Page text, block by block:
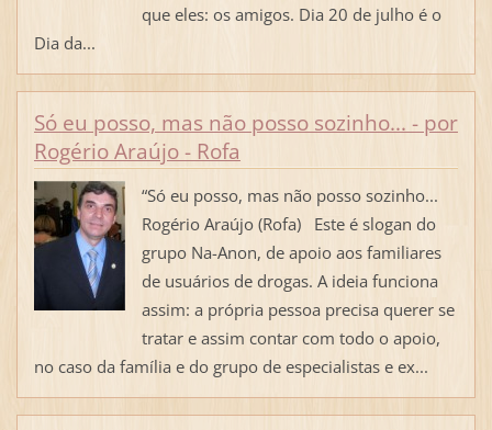
que eles: os amigos. Dia 20 de julho é o
Dia da...
Só eu posso, mas não posso sozinho... - por
Rogério Araújo - Rofa
“Só eu posso, mas não posso sozinho...
Rogério Araújo (Rofa) Este é slogan do
grupo Na-Anon, de apoio aos familiares
de usuários de drogas. A ideia funciona
assim: a própria pessoa precisa querer se
tratar e assim contar com todo o apoio,
no caso da família e do grupo de especialistas e ex...